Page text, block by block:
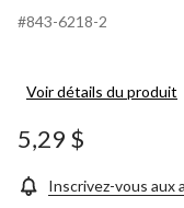
#843-6218-2
Voir détails du produit
5,29 $
Inscrivez-vous aux